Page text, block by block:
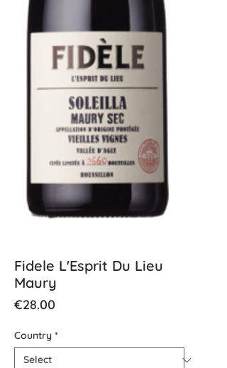
Fidele L'Esprit Du Lieu
Maury
€28.00Price
Country *